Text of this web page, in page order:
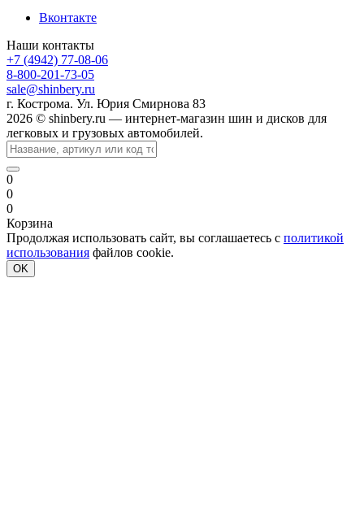
Вконтакте
Наши контакты
+7 (4942) 77-08-06
8-800-201-73-05
sale@shinbery.ru
г. Кострома. Ул. Юрия Смирнова 83
2026 © shinbery.ru — интернет-магазин шин и дисков для
легковых и грузовых автомобилей.
0
0
0
Корзина
Продолжая использовать сайт, вы соглашаетесь с политикой
использования файлов cookie.
OK